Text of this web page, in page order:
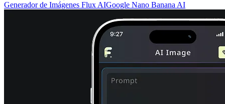
Generador de Imágenes Flux AIGoogle Nano Banana AI